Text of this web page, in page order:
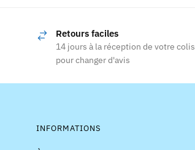
plusieurs
variations.
Les
options
Retours faciles
14 jours à la réception de votre colis
pour changer d'avis
INFORMATIONS